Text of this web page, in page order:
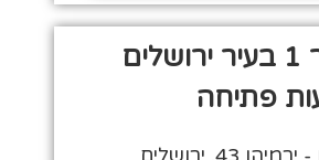
קניון סנטר 1 בעיר ירושלים
פתיחה
43, ירושלים